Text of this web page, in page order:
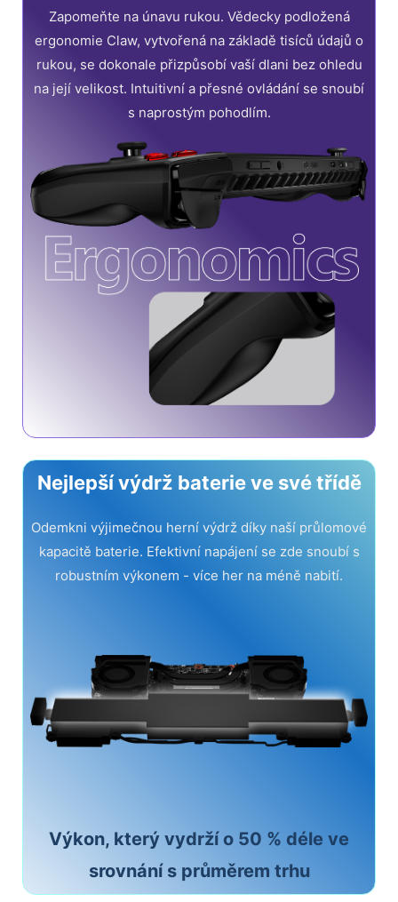
Zapomeňte na únavu rukou. Vědecky podložená
ergonomie Claw, vytvořená na základě tisíců údajů o
rukou, se dokonale přizpůsobí vaší dlani bez ohledu
na její velikost. Intuitivní a přesné ovládání se snoubí
s naprostým pohodlím.
Nejlepší výdrž baterie ve své třídě
Odemkni výjimečnou herní výdrž díky naší průlomové
kapacitě baterie. Efektivní napájení se zde snoubí s
robustním výkonem - více her na méně nabití.
Výkon, který vydrží o 50 % déle ve
srovnání s průměrem trhu